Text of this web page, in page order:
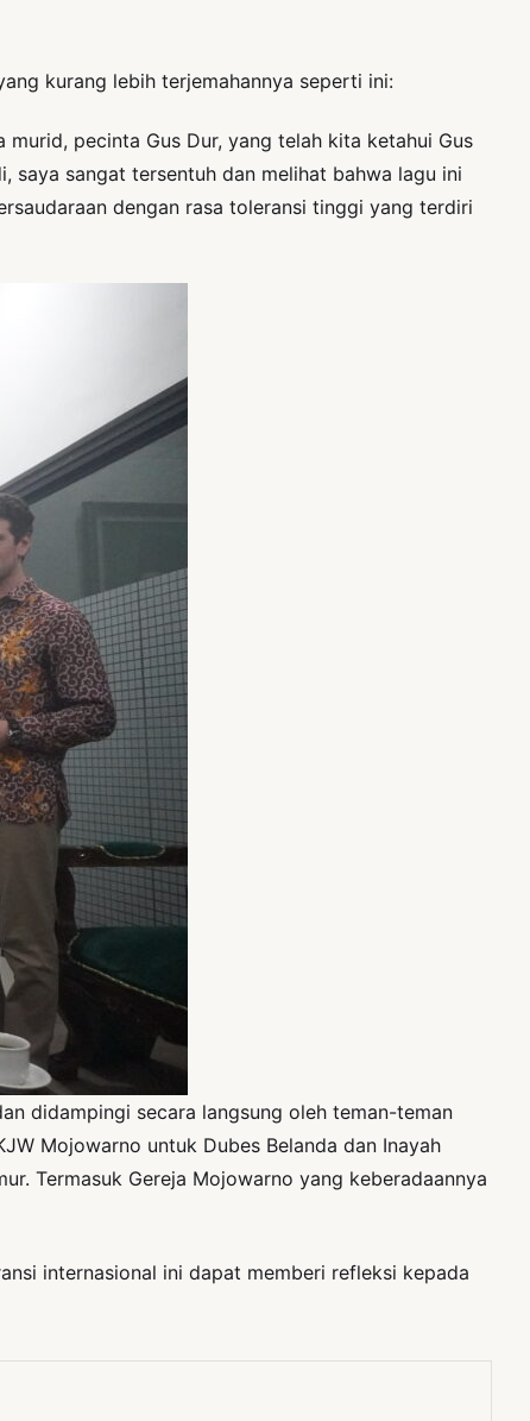
kurang lebih terjemahannya seperti ini:
pecinta Gus Dur, yang telah kita ketahui Gus
saya sangat tersentuh dan melihat bahwa lagu ini
dengan rasa toleransi tinggi yang terdiri
didampingi secara langsung oleh teman-teman
Mojowarno untuk Dubes Belanda dan Inayah
Termasuk Gereja Mojowarno yang keberadaannya
internasional ini dapat memberi refleksi kepada